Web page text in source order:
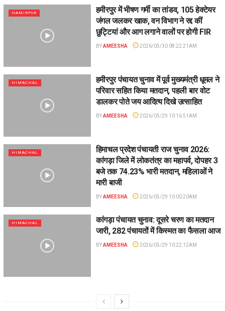
HAMIRPUR
हमीरपुर में भीषण गर्मी का तांडव, 105 हेक्टेयर
जंगल जलकर खाक, वन विभाग ने रद्द कीं
छुट्टियां और आग लगाने वालों पर होगी FIR
BY AMEESHA 2026/05/30 08:22:21AM
HIMACHAL
हमीरपुर पंचायत चुनाव में पूर्व मुख्यमंत्री धूमल ने
परिवार सहित किया मतदान, पहली बार वोट
डालकर पोते जय आदित्य दिखे उत्साहित
BY AMEESHA 2026/05/29 10:16:51AM
HIMACHAL
हिमाचल प्रदेश पंचायती राज चुनाव 2026:
कांगड़ा जिले में लोकतंत्र का महापर्व, दोपहर 3
बजे तक 74.23% भारी मतदान, महिलाओं ने
मारी बाजी
BY AMEESHA 2026/05/29 10:00:20AM
HIMACHAL
कांगड़ा पंचायत चुनाव: दूसरे चरण का मतदान
जारी, 282 पंचायतों में किस्मत का फैसला आज
BY AMEESHA 2026/05/29 10:22:12AM